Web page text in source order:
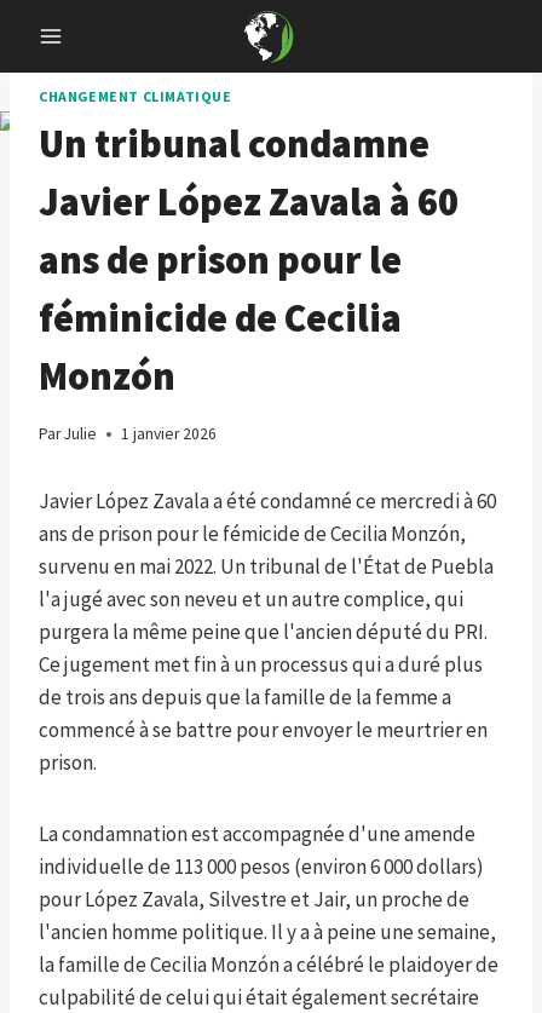
content
CHANGEMENT CLIMATIQUE
Un tribunal condamne
Javier López Zavala à 60
ans de prison pour le
féminicide de Cecilia
Monzón
ParJulie 1 janvier 2026
Javier López Zavala a été condamné ce mercredi à 60
ans de prison pour le fémicide de Cecilia Monzón,
survenu en mai 2022. Un tribunal de l'État de Puebla
l'a jugé avec son neveu et un autre complice, qui
purgera la même peine que l'ancien député du PRI.
Ce jugement met fin à un processus qui a duré plus
de trois ans depuis que la famille de la femme a
commencé à se battre pour envoyer le meurtrier en
prison.
La condamnation est accompagnée d'une amende
individuelle de 113 000 pesos (environ 6 000 dollars)
pour López Zavala, Silvestre et Jair, un proche de
l'ancien homme politique. Il y a à peine une semaine,
la famille de Cecilia Monzón a célébré le plaidoyer de
culpabilité de celui qui était également secrétaire